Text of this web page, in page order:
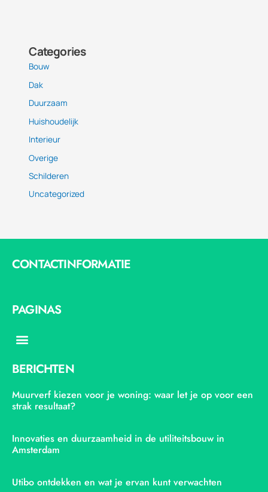
Categories
Bouw
Dak
Duurzaam
Huishoudelijk
Interieur
Overige
Schilderen
Uncategorized
CONTACTINFORMATIE
PAGINAS
Menu
BERICHTEN
Muurverf kiezen voor je woning: waar let je op voor een
strak resultaat?
Innovaties en duurzaamheid in de utiliteitsbouw in
Amsterdam
Utibo ontdekken en wat je ervan kunt verwachten